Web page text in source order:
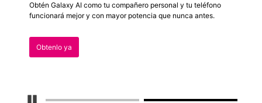
Detener carrusel
Obtén Galaxy AI como tu compañero personal y tu teléfono
funcionará mejor y con mayor potencia que nunca antes.
Obtenlo ya